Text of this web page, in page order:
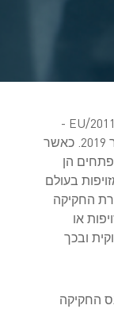
הצו למניעת זיוף תרופות (FMD) - צו 2011/62/EU -
ייכנס לתוקפו באופן מלא בחודש פברואר 2019. כאשר
הן
בעולם
מטרת החקיקה
או
ובכך
החקיקה